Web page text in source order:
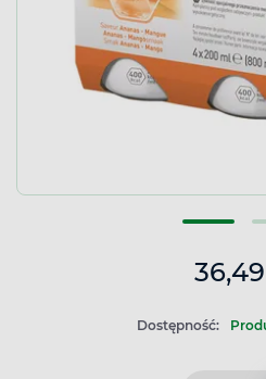
36,49
Dostępność: